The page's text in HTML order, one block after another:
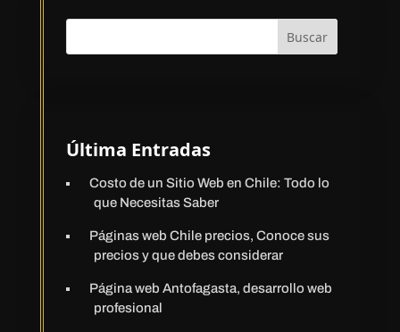
Buscar
Última Entradas
Costo de un Sitio Web en Chile: Todo lo
que Necesitas Saber
Páginas web Chile precios, Conoce sus
precios y que debes considerar
Página web Antofagasta, desarrollo web
profesional